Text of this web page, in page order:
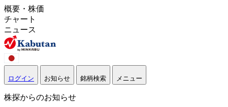
概要・株価
チャート
ニュース
ログイン お知らせ 銘柄検索 メニュー
株探からのお知らせ